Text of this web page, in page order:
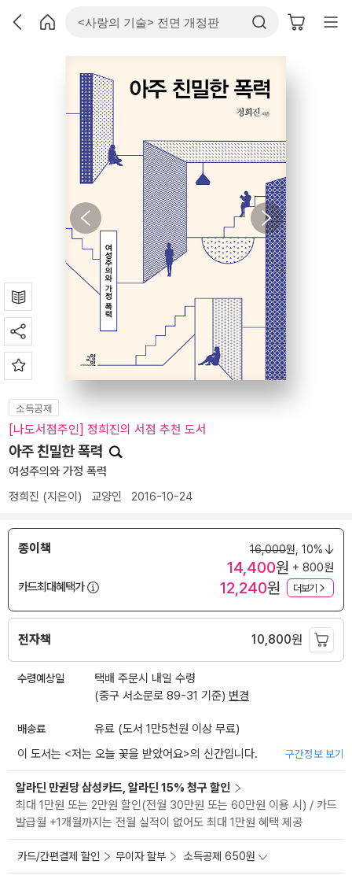
소득공제
[나도서점주인] 정희진의 서점 추천 도서
아주 친밀한 폭력
여성주의와 가정 폭력
정희진 (지은이) 교양인 2016-10-24
종이책 16,000원, 10%
14,400원 + 800원
카드최대혜택가
12,240원 더보기
전자책 10,800원
수령예상일
택배 주문시 내일 수령
(중구 서소문로 89-31 기준) 변경
배송료
유료 (도서 1만5천원 이상 무료)
이 도서는 <저는 오늘 꽃을 받았어요>의 신간입니다. 구간정보 보기
알라딘 만권당 삼성카드, 알라딘 15% 청구 할인
최대 1만원 또는 2만원 할인(전월 30만원 또는 60만원 이용 시) / 카드
발급월 +1개월까지는 전월 실적이 없어도 최대 1만원 혜택 제공
카드/간편결제 할인 무이자 할부 소득공제 650원